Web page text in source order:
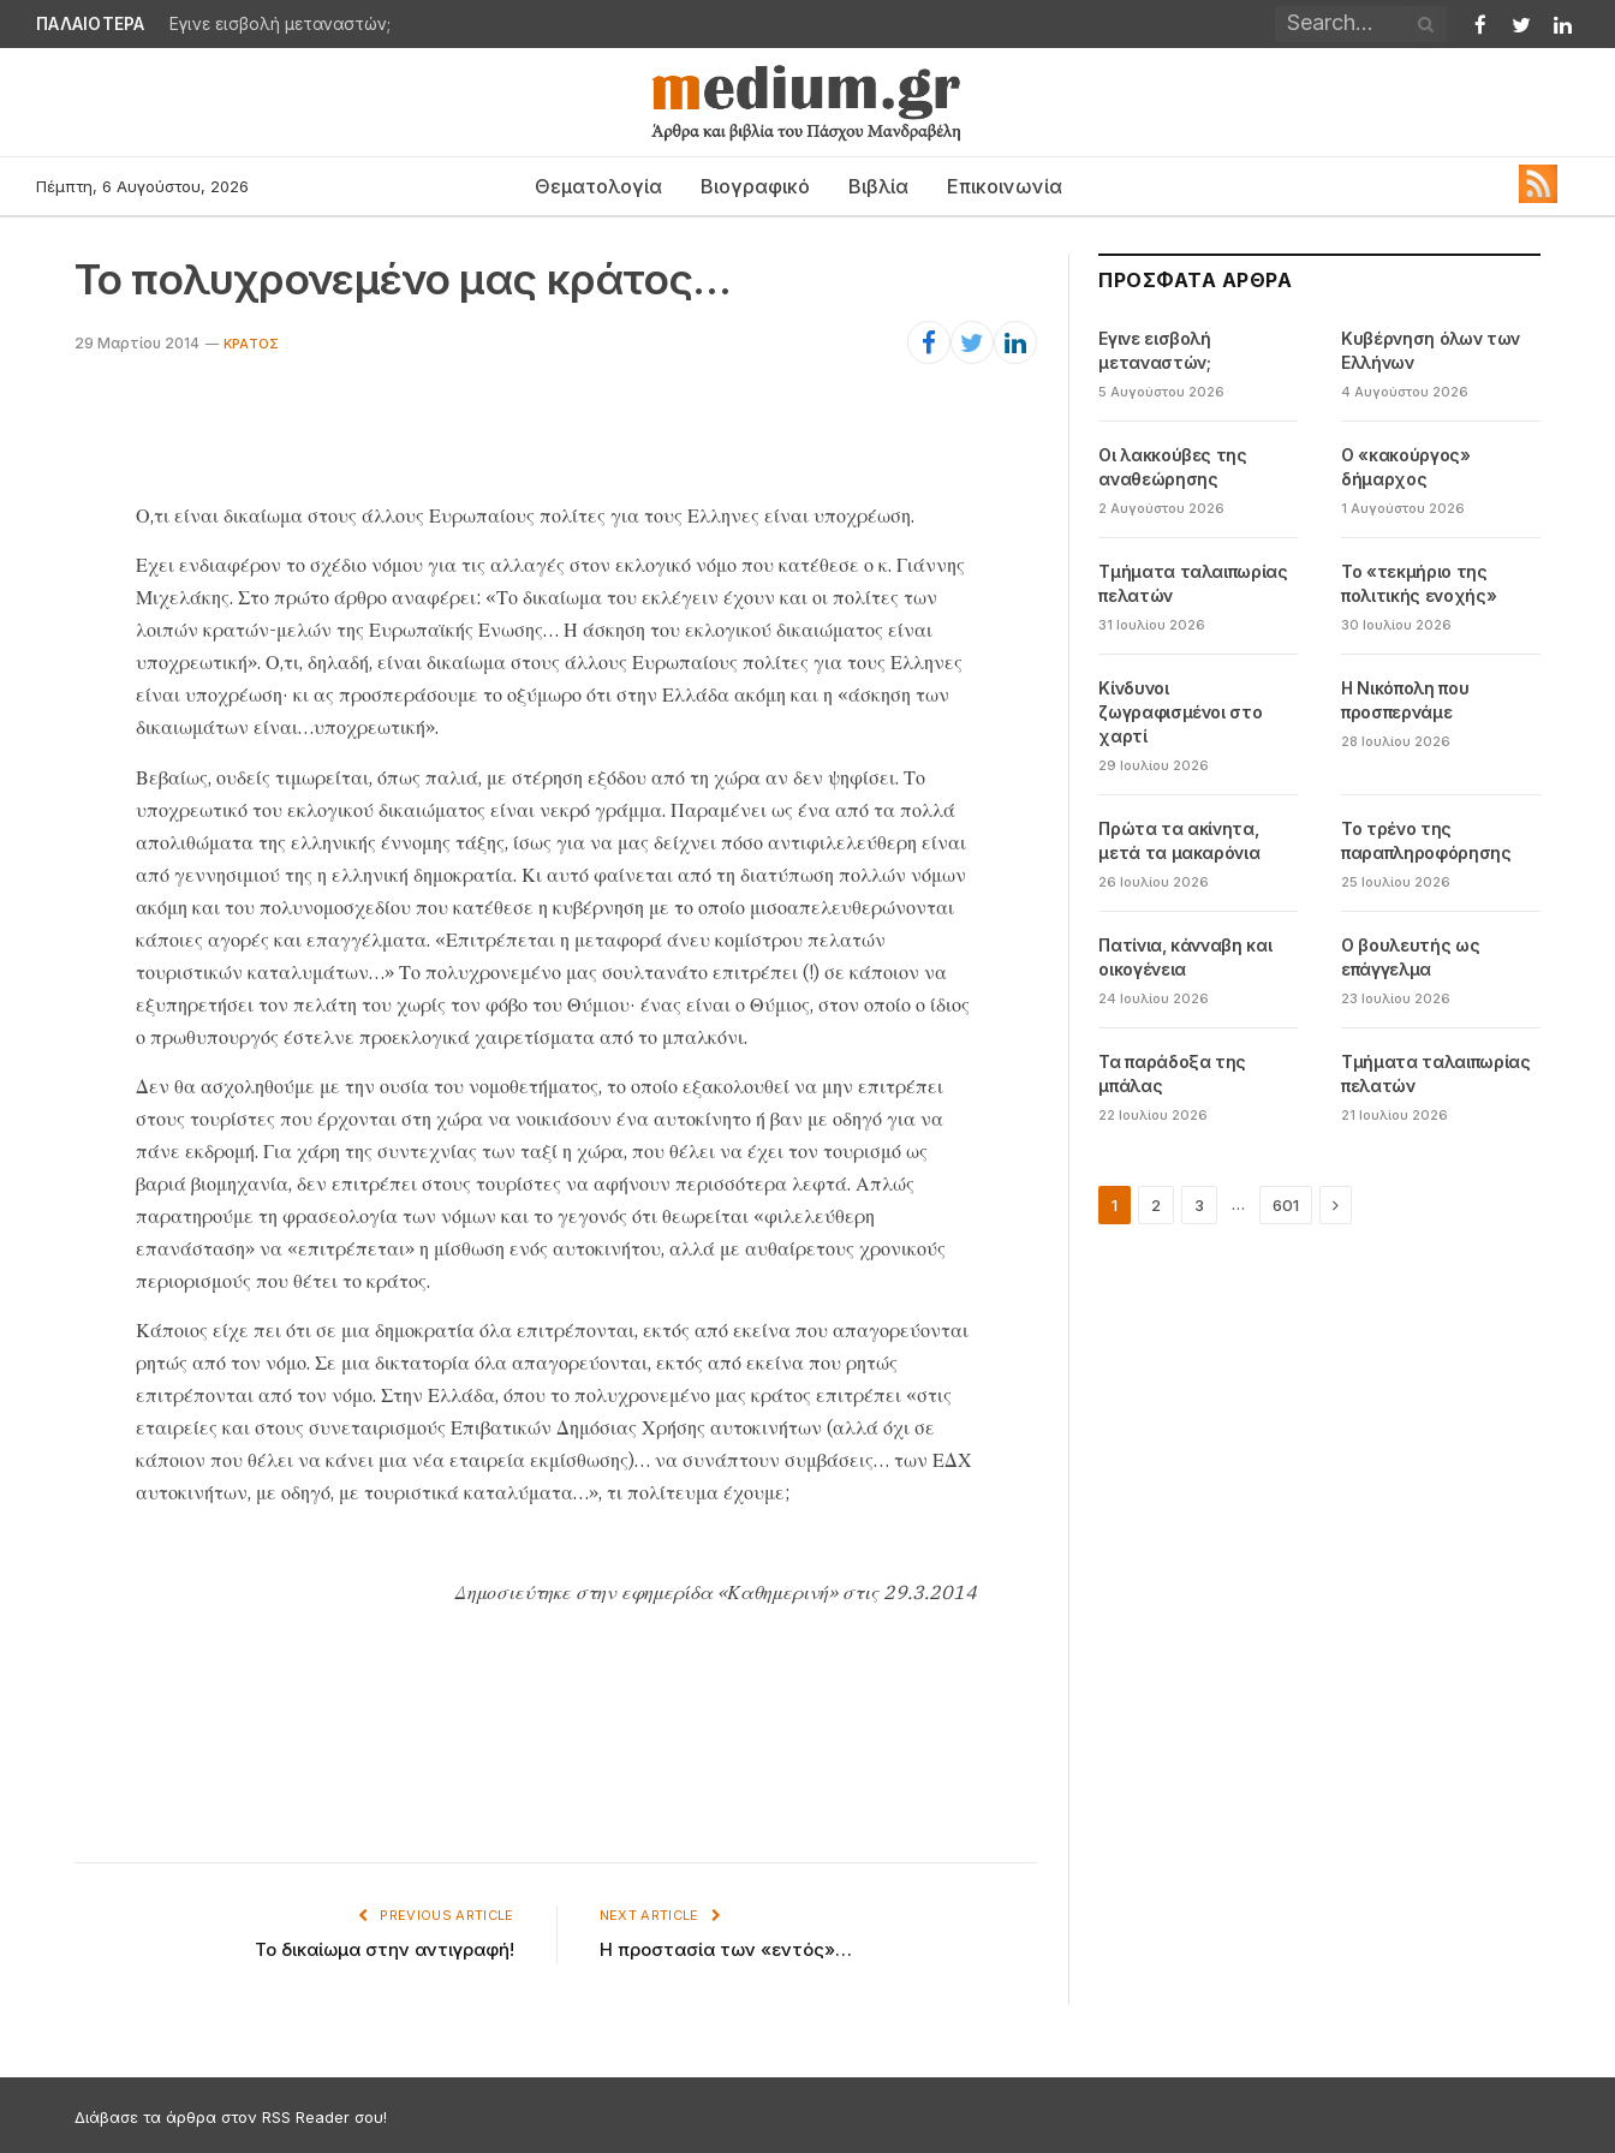
ΠΑΛΑΙΟΤΕΡΑ Εγινε εισβολή μεταναστών;
Facebook
Twitter
Πέμπτη, 6 Αυγούστου, 2026 Θεματολογία Βιογραφικό Βιβλία Επικοινωνία
Το πολυχρονεμένο μας κράτος…
29 Μαρτίου 2014 ΚΡΆΤΟΣ
Ο,τι είναι δικαίωμα στους άλλους Ευρωπαίους πολίτες για τους Ελληνες είναι υποχρέωση.
Εχει ενδιαφέρον το σχέδιο νόμου για τις αλλαγές στον εκλογικό νόμο που κατέθεσε ο κ. Γιάννης
Μιχελάκης. Στο πρώτο άρθρο αναφέρει: «Το δικαίωμα του εκλέγειν έχουν και οι πολίτες των
λοιπών κρατών-μελών της Ευρωπαϊκής Ενωσης… Η άσκηση του εκλογικού δικαιώματος είναι
υποχρεωτική». Ο,τι, δηλαδή, είναι δικαίωμα στους άλλους Ευρωπαίους πολίτες για τους Ελληνες
είναι υποχρέωση· κι ας προσπεράσουμε το οξύμωρο ότι στην Ελλάδα ακόμη και η «άσκηση των
δικαιωμάτων είναι…υποχρεωτική».
Βεβαίως, ουδείς τιμωρείται, όπως παλιά, με στέρηση εξόδου από τη χώρα αν δεν ψηφίσει. Το
υποχρεωτικό του εκλογικού δικαιώματος είναι νεκρό γράμμα. Παραμένει ως ένα από τα πολλά
απολιθώματα της ελληνικής έννομης τάξης, ίσως για να μας δείχνει πόσο αντιφιλελεύθερη είναι
από γεννησιμιού της η ελληνική δημοκρατία. Κι αυτό φαίνεται από τη διατύπωση πολλών νόμων
ακόμη και του πολυνομοσχεδίου που κατέθεσε η κυβέρνηση με το οποίο μισοαπελευθερώνονται
κάποιες αγορές και επαγγέλματα. «Επιτρέπεται η μεταφορά άνευ κομίστρου πελατών
τουριστικών καταλυμάτων…» Το πολυχρονεμένο μας σουλτανάτο επιτρέπει (!) σε κάποιον να
εξυπηρετήσει τον πελάτη του χωρίς τον φόβο του Θύμιου· ένας είναι ο Θύμιος, στον οποίο ο ίδιος
ο πρωθυπουργός έστελνε προεκλογικά χαιρετίσματα από το μπαλκόνι.
Δεν θα ασχοληθούμε με την ουσία του νομοθετήματος, το οποίο εξακολουθεί να μην επιτρέπει
στους τουρίστες που έρχονται στη χώρα να νοικιάσουν ένα αυτοκίνητο ή βαν με οδηγό για να
πάνε εκδρομή. Για χάρη της συντεχνίας των ταξί η χώρα, που θέλει να έχει τον τουρισμό ως
βαριά βιομηχανία, δεν επιτρέπει στους τουρίστες να αφήνουν περισσότερα λεφτά. Απλώς
παρατηρούμε τη φρασεολογία των νόμων και το γεγονός ότι θεωρείται «φιλελεύθερη
επανάσταση» να «επιτρέπεται» η μίσθωση ενός αυτοκινήτου, αλλά με αυθαίρετους χρονικούς
περιορισμούς που θέτει το κράτος.
Κάποιος είχε πει ότι σε μια δημοκρατία όλα επιτρέπονται, εκτός από εκείνα που απαγορεύονται
ρητώς από τον νόμο. Σε μια δικτατορία όλα απαγορεύονται, εκτός από εκείνα που ρητώς
επιτρέπονται από τον νόμο. Στην Ελλάδα, όπου το πολυχρονεμένο μας κράτος επιτρέπει «στις
εταιρείες και στους συνεταιρισμούς Επιβατικών Δημόσιας Χρήσης αυτοκινήτων (αλλά όχι σε
κάποιον που θέλει να κάνει μια νέα εταιρεία εκμίσθωσης)… να συνάπτουν συμβάσεις… των ΕΔΧ
αυτοκινήτων, με οδηγό, με τουριστικά καταλύματα…», τι πολίτευμα έχουμε;
Δημοσιεύτηκε στην εφημερίδα «Καθημερινή» στις 29.3.2014
PREVIOUS ARTICLE
Το δικαίωμα στην αντιγραφή!
NEXT ARTICLE
Η προστασία των «εντός»…
ΠΡΌΣΦΑΤΑ ΆΡΘΡΑ
Εγινε εισβολή
μεταναστών;
5 Αυγούστου 2026
Κυβέρνηση όλων των
Ελλήνων
4 Αυγούστου 2026
Οι λακκούβες της
αναθεώρησης
2 Αυγούστου 2026
Ο «κακούργος»
δήμαρχος
1 Αυγούστου 2026
Τμήματα ταλαιπωρίας
πελατών
31 Ιουλίου 2026
Το «τεκμήριο της
πολιτικής ενοχής»
30 Ιουλίου 2026
Κίνδυνοι
ζωγραφισμένοι στο
χαρτί
29 Ιουλίου 2026
Η Νικόπολη που
προσπερνάμε
28 Ιουλίου 2026
Πρώτα τα ακίνητα,
μετά τα μακαρόνια
26 Ιουλίου 2026
Το τρένο της
παραπληροφόρησης
25 Ιουλίου 2026
Πατίνια, κάνναβη και
οικογένεια
24 Ιουλίου 2026
Ο βουλευτής ως
επάγγελμα
23 Ιουλίου 2026
Τα παράδοξα της
μπάλας
22 Ιουλίου 2026
Τμήματα ταλαιπωρίας
πελατών
21 Ιουλίου 2026
1 2 3 … 601 Next
Διάβασε τα άρθρα στον RSS Reader σου!